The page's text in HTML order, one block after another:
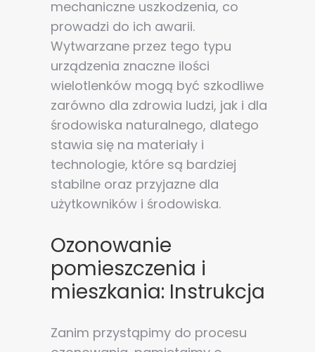
mechaniczne uszkodzenia, co
prowadzi do ich awarii.
Wytwarzane przez tego typu
urządzenia znaczne ilości
wielotlenków mogą być szkodliwe
zarówno dla zdrowia ludzi, jak i dla
środowiska naturalnego, dlatego
stawia się na materiały i
technologie, które są bardziej
stabilne oraz przyjazne dla
użytkowników i środowiska.
Ozonowanie
pomieszczenia i
mieszkania: Instrukcja
Zanim przystąpimy do procesu